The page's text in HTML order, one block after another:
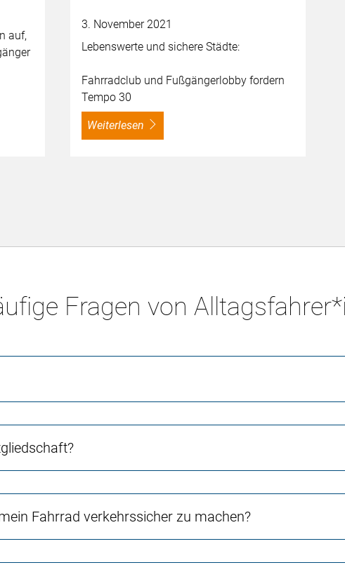
auf,
3. November 2021
Lebenswerte und sichere Städte:
Fahrradclub und Fußgängerlobby fordern
Tempo 30
weiterlesen
Fragen von
Fahrrad verkehrssicher zu machen?